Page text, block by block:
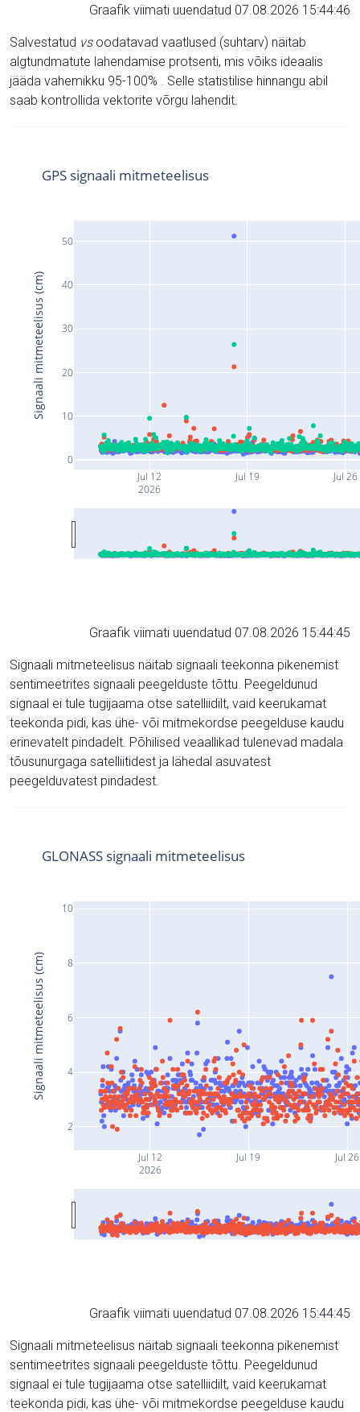
Graafik viimati uuendatud 07.08.2026 15:44:46
Salvestatud vsoodatavad vaatlused (suhtarv) näitab
algtundmatute lahendamise protsenti, mis võiks ideaalis
jääda vahemikku 95-100% . Selle statistilise hinnangu abil
saab kontrollida vektorite võrgu lahendit.
Jul 12
2026
Jul 19 Jul 26
0
10
20
30
40
50
GPS signaali mitmeteelisus
Signaali mitmeteelisus (cm)
Graafik viimati uuendatud 07.08.2026 15:44:45
Signaali mitmeteelisus näitab signaali teekonna pikenemist
sentimeetrites signaali peegelduste tõttu. Peegeldunud
signaal ei tule tugijaama otse satelliidilt, vaid keerukamat
teekonda pidi, kas ühe- või mitmekordse peegelduse kaudu
erinevatelt pindadelt. Põhilised veaallikad tulenevad madala
tõusunurgaga satelliitidest ja lähedal asuvatest
peegelduvatest pindadest.
Jul 12
2026
Jul 19 Jul 26
2
4
6
8
10
GLONASS signaali mitmeteelisus
Signaali mitmeteelisus (cm)
Graafik viimati uuendatud 07.08.2026 15:44:45
Signaali mitmeteelisus näitab signaali teekonna pikenemist
sentimeetrites signaali peegelduste tõttu. Peegeldunud
signaal ei tule tugijaama otse satelliidilt, vaid keerukamat
teekonda pidi, kas ühe- või mitmekordse peegelduse kaudu